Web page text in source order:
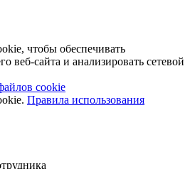
чтобы обеспечивать
веб-сайта и анализировать сетевой
cookie
Правила использования